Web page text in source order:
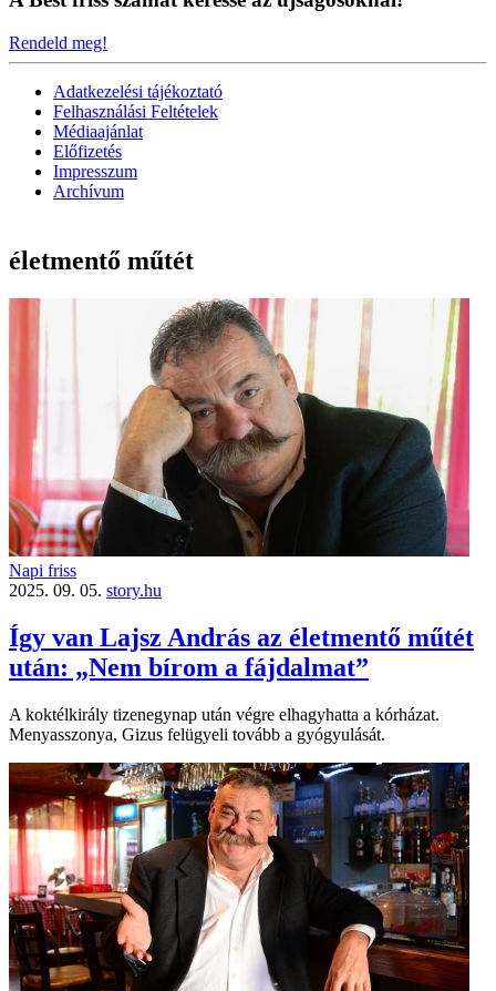
Rendeld meg!
Adatkezelési tájékoztató
Felhasználási Feltételek
Médiaajánlat
Előfizetés
Impresszum
Archívum
életmentő műtét
Napi friss
2025. 09. 05. story.hu
Így van Lajsz András az életmentő műtét
után: „Nem bírom a fájdalmat”
A koktélkirály tizenegynap után végre elhagyhatta a kórházat.
Menyasszonya, Gizus felügyeli tovább a gyógyulását.